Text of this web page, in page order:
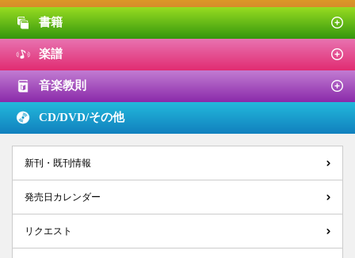
書籍
楽譜
音楽教則
CD/DVD/その他
新刊・既刊情報
発売日カレンダー
リクエスト